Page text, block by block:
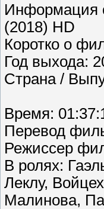
Информация
(2018) HD
Коротко о
Год выхода:
Страна /
Время:
Перевод
Режиссер
В ролях:
Леклу,
Малинова,